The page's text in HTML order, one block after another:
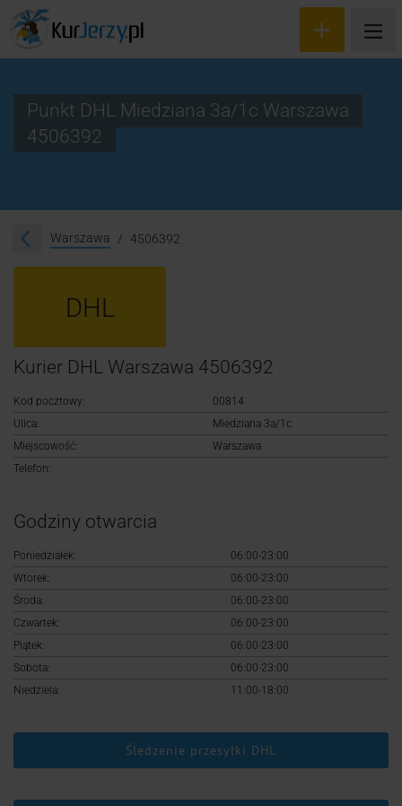
Śledzenie przesyłki
Logowanie
Punkt DHL Miedziana 3a/1c Warszawa
4506392
Warszawa 4506392
DHL
Kurier DHL Warszawa 4506392
Kod pocztowy:
00814
Ulica:
Miedziana 3a/1c
Miejscowość:
Warszawa
Telefon:
Godziny otwarcia
Poniedziałek:
06:00-23:00
Wtorek:
06:00-23:00
Środa:
06:00-23:00
Czwartek:
06:00-23:00
Piątek:
06:00-23:00
Sobota:
06:00-23:00
Niedziela:
11:00-18:00
Śledzenie przesyłki DHL